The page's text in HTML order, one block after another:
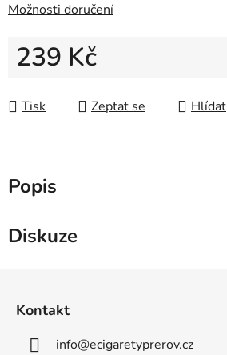
Možnosti doručení
239 Kč
Tisk
Zeptat se Hlídat
Popis
Diskuze
Kontakt
info@ecigaretyprerov.cz